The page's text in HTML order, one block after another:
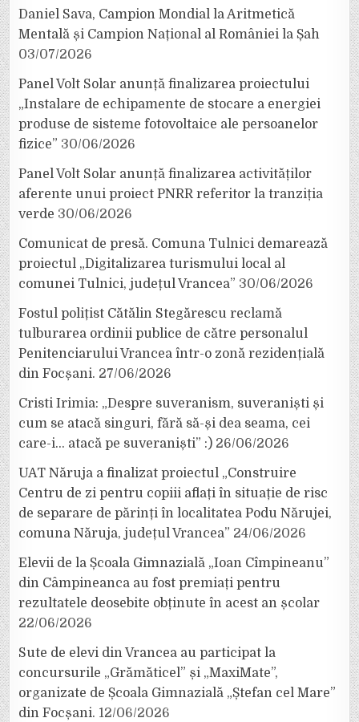
Daniel Sava, Campion Mondial la Aritmetică
Mentală și Campion Național al României la Șah
03/07/2026
Panel Volt Solar anunță finalizarea proiectului
„Instalare de echipamente de stocare a energiei
produse de sisteme fotovoltaice ale persoanelor
fizice” 30/06/2026
Panel Volt Solar anunță finalizarea activităților
aferente unui proiect PNRR referitor la tranziția
verde 30/06/2026
Comunicat de presă. Comuna Tulnici demarează
proiectul „Digitalizarea turismului local al
comunei Tulnici, județul Vrancea” 30/06/2026
Fostul polițist Cătălin Stegărescu reclamă
tulburarea ordinii publice de către personalul
Penitenciarului Vrancea într-o zonă rezidențială
din Focșani. 27/06/2026
Cristi Irimia: „Despre suveranism, suveraniști și
cum se atacă singuri, fără să-și dea seama, cei
care-i… atacă pe suveraniști” :) 26/06/2026
UAT Năruja a finalizat proiectul „Construire
Centru de zi pentru copiii aflați în situație de risc
de separare de părinți în localitatea Podu Nărujei,
comuna Năruja, județul Vrancea” 24/06/2026
Elevii de la Școala Gimnazială „Ioan Cîmpineanu”
din Câmpineanca au fost premiați pentru
rezultatele deosebite obținute în acest an școlar
22/06/2026
Sute de elevi din Vrancea au participat la
concursurile „Grămăticel” și „MaxiMate”,
organizate de Școala Gimnazială „Ștefan cel Mare”
din Focșani. 12/06/2026